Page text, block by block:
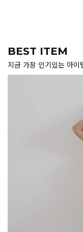
BEST ITEM
지금 가장 인기있는 아이